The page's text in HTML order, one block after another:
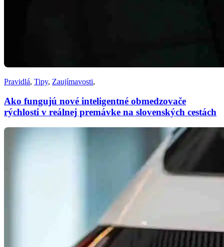
Pravidlá, Tipy, Zaujímavosti,
Ako fungujú nové inteligentné obmedzovače
rýchlosti v reálnej premávke na slovenských cestách